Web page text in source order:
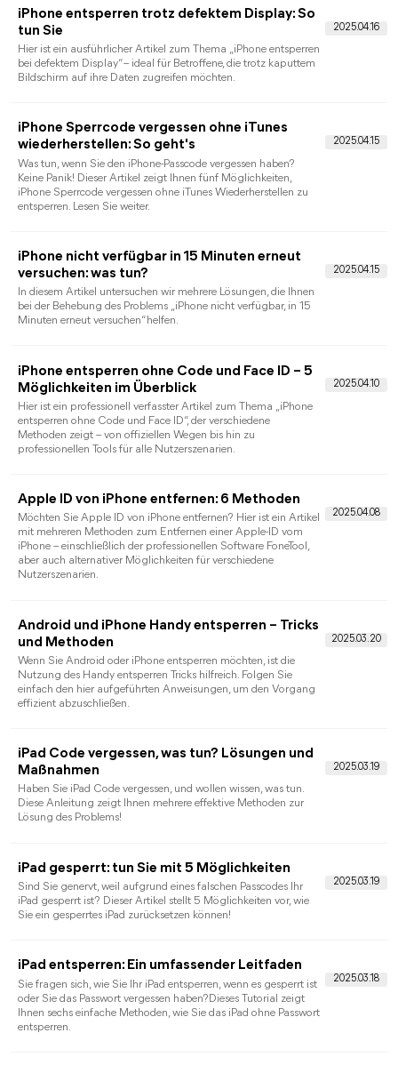
Artikel bietet Ihnen die richtigen Informationen.
iPhone-Sperrcode vergessen: 5 Möglichkeiten
Gerät entsperren? Hier sind die 5 besten Möglichkeiten, ein
iPhone ohne Passcode zu entsperren.
Android und iPhone Handy entsperren ohne
In diesem Artikel zeigen wir Ihnen, wie Sie Ihr Android und
iPhone Handy ohne Passwort entsperren. Es ist ärgerlich, das
Passwort für den Sperrbildschirm eines Android/iPhone-
Handys zu vergessen. Hier sind einige Tipps für Sie.
Bildschirmzeit-Code lässt sich nicht ändern:
behoben
Manchmal möchten Sie möglicherweise Ihren Bildschirmzeit-
Passcode ändern, können ihn aber nicht zurücksetzen. Warum
lässt iPhone Bildschirmzeit-Code sich nicht ändern? Wir stellen
Apple Bildschirmzeit-Code vergessen – was
tun?
Sie haben Ihren Bildschirmzeit-Passcode vergessen und wissen
zurücksetzen.
iPhone Bildschirmzeit-Code vergessen geht
nicht: was tun?
Wie kann man das Problem lösen? Sehen Sie sich in diesem
Artikel 6 effektive Lösungen an.
Wie entsperre ich ein altes und gefundenes iPhone? In diesem
Artikel stellen wir Ihnen drei Entsperrmethoden vor, mit denen
Sie ein gefundenes iPhone entsperren können.
iPad ohne Code entsperren: mit 4 Tipps
Machen Sie sich keine Sorgen, wenn Sie Ihr Passwort vergessen
oder aus Ihrem iPad ausgesperrt sind. In dieser Anleitung zeigt
Ihnen die Lösungen, wie Sie iPad ohne Code entsperren.